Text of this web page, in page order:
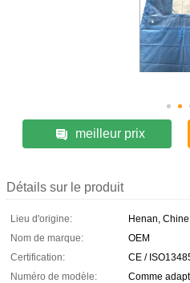
meilleur prix
Détails sur le produit
Lieu d'origine:
Henan, Chine
Nom de marque:
OEM
Certification:
CE /
Numéro de modèle:
Comme